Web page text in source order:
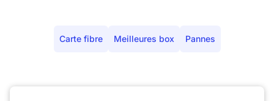
Carte fibre Meilleures box Pannes